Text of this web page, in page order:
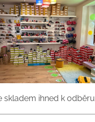
skladem ihned k odběru